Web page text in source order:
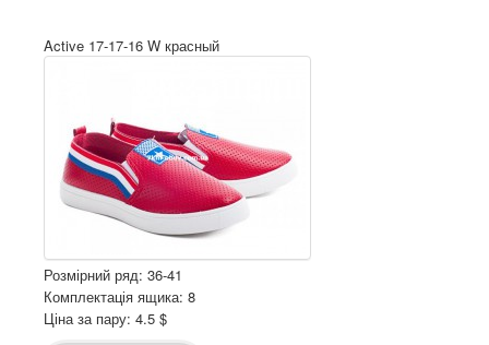
Active 17-17-16 W красный
Розмірний ряд: 36-41
Комплектація ящика: 8
Ціна за пару: 4.5 $